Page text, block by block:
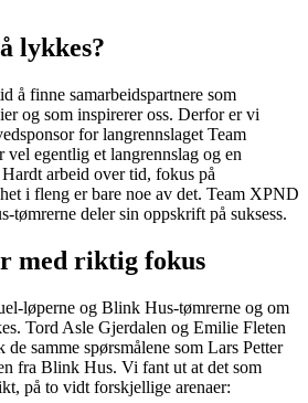
lykkes?
å finne samarbeidspartnere som
og som inspirerer oss. Derfor er vi
for langrennslaget Team
egentlig et langrennslag og en
arbeid over tid, fokus på
i fleng er bare noe av det. Team XPND
tømrerne deler sin oppskrift på suksess.
med riktig fokus
løperne og Blink Hus-tømrerne og om
Tord Asle Gjerdalen og Emilie Fleten
samme spørsmålene som Lars Petter
fra Blink Hus. Vi fant ut at det som
på to vidt forskjellige arenaer: